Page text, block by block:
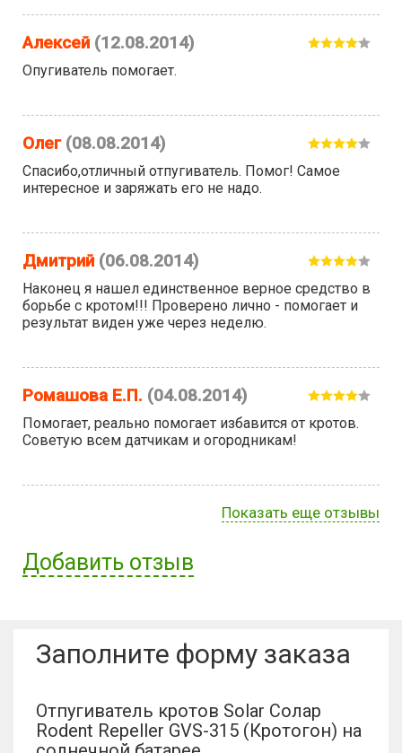
Алексей (12.08.2014)
Опугиватель помогает.
Олег (08.08.2014)
Спасибо,отличный отпугиватель. Помог! Самое
интересное и заряжать его не надо.
Дмитрий (06.08.2014)
Наконец я нашел единственное верное средство в
борьбе с кротом!!! Проверено лично - помогает и
результат виден уже через неделю.
Ромашова Е.П. (04.08.2014)
Помогает, реально помогает избавится от кротов.
Советую всем датчикам и огородникам!
Показать еще отзывы
Добавить отзыв
Заполните форму заказа
Отпугиватель кротов Solar Солар
Rodent Repeller GVS-315 (Кротогон) на